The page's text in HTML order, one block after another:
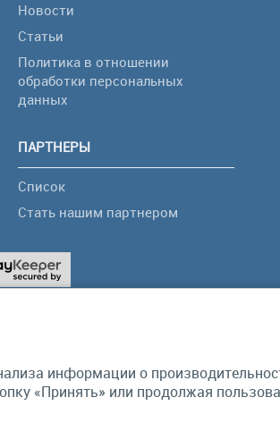
Новости
Статьи
Политика в отношении
обработки персональных
данных
ПАРТНЕРЫ
Список
Стать нашим партнером
информации о
«Принять» или продолжая